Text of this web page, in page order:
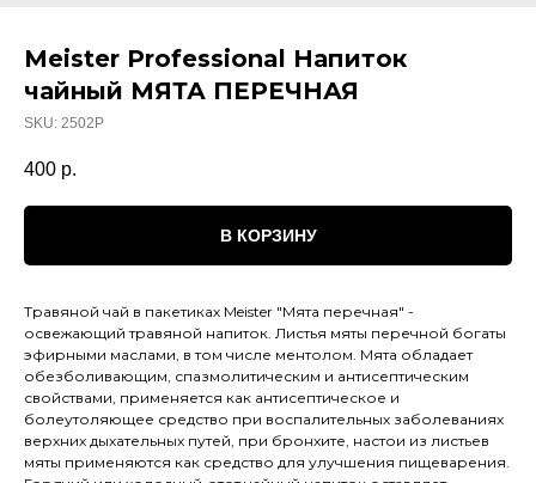
Meister Professional Напиток
чайный МЯТА ПЕРЕЧНАЯ
SKU: 2502Р
400 р.
В КОРЗИНУ
Травяной чай в пакетиках Meister "Мята перечная" -
освежающий травяной напиток. Листья мяты перечной богаты
эфирными маслами, в том числе ментолом. Мята обладает
обезболивающим, спазмолитическим и антисептическим
свойствами, применяется как антисептическое и
болеутоляющее средство при воспалительных заболеваниях
верхних дыхательных путей, при бронхите, настои из листьев
мяты применяются как средство для улучшения пищеварения.